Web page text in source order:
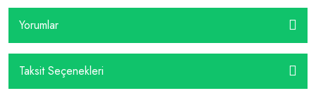
Yorumlar
Taksit Seçenekleri